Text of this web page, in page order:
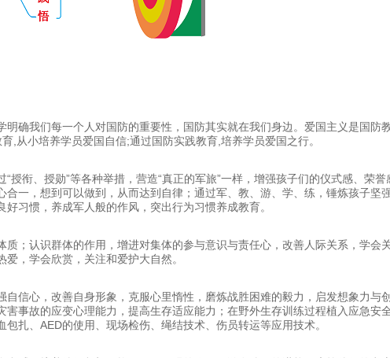
确我们每一个人对国防的重要性，国防其实就在我们身边。爱国主义是国防
,从小培养学员爱国自信;通过国防实践教育,培养学员爱国之行。
衔、授勋”等各种举措，营造“真正的军旅”一样，增强孩子们的仪式感、荣
一，想到可以做到，从而达到自律；通过军、教、游、学、练，锤炼孩子坚
习惯，养成军人般的作风，突出行为习惯养成教育。
；认识群体的作用，增进对集体的参与意识与责任心，改善人际关系，学会
，学会欣赏，关注和爱护大自然。
信心，改善自身形象，克服心里惰性，磨炼战胜困难的毅力，启发想象力与
事故的应变心理能力，提高生存适应能力；在野外生存训练过程植入应急安
扎、AED的使用、现场检伤、绳结技术、伤员转运等应用技术。